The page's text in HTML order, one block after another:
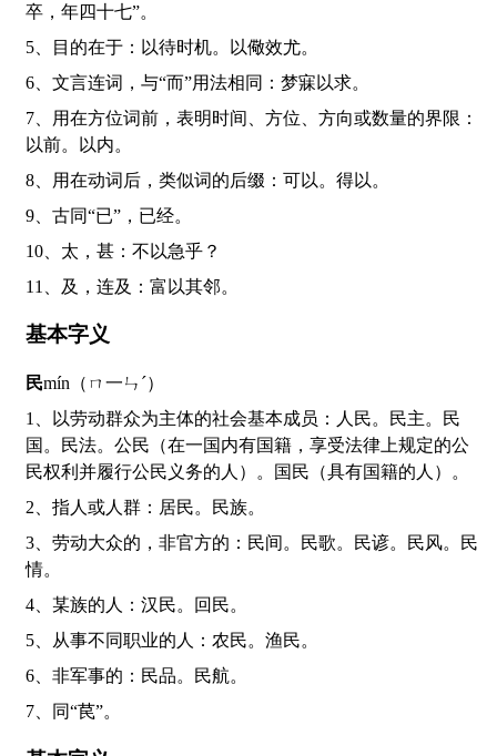
卒，年四十七”。
5、目的在于：以待时机。以儆效尤。
6、文言连词，与“而”用法相同：梦寐以求。
7、用在方位词前，表明时间、方位、方向或数量的界限：
以前。以内。
8、用在动词后，类似词的后缀：可以。得以。
9、古同“已”，已经。
10、太，甚：不以急乎？
11、及，连及：富以其邻。
基本字义
民mín（ㄇ一ㄣˊ）
1、以劳动群众为主体的社会基本成员：人民。民主。民
国。民法。公民（在一国内有国籍，享受法律上规定的公
民权利并履行公民义务的人）。国民（具有国籍的人）。
2、指人或人群：居民。民族。
3、劳动大众的，非官方的：民间。民歌。民谚。民风。民
情。
4、某族的人：汉民。回民。
5、从事不同职业的人：农民。渔民。
6、非军事的：民品。民航。
7、同“苠”。